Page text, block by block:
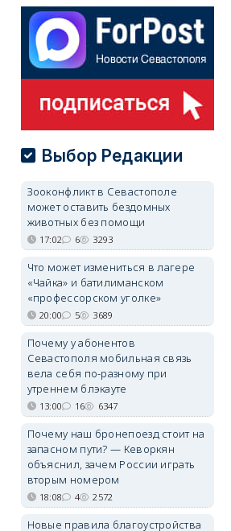
Выбор Редакции
Зооконфликт в Севастополе
может оставить бездомных
животных без помощи
17:02 6 3293
Что может измениться в лагере
«Чайка» и батилиманском
«профессорском уголке»
20:00 5 3689
Почему у абонентов
Севастополя мобильная связь
вела себя по-разному при
утреннем блэкауте
13:00 16 6347
Почему наш бронепоезд стоит на
запасном пути? — Кеворкян
объяснил, зачем России играть
вторым номером
18:08 4 2572
Новые правила благоустройства